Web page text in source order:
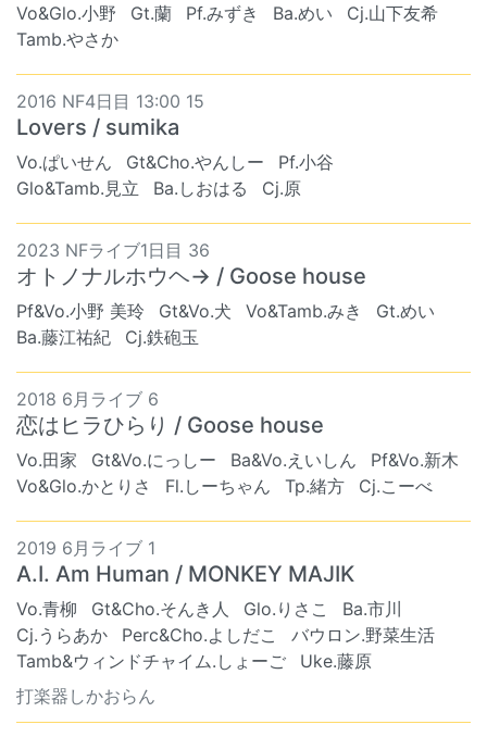
Vo&Glo.小野 Gt.蘭 Pf.みずき Ba.めい
Cj.山下友希
Tamb.やさか
2016 NF4日目 13:00 15
Lovers / sumika
Vo.ぱいせん Gt&Cho.やんしー
Pf.小谷
Glo&Tamb.見立
Ba.しおはる Cj.原
2023 NFライブ1日目 36
オトノナルホウヘ→ / Goose house
Pf&Vo.小野 美玲 Gt&Vo.犬 Vo&Tamb.みき
Gt.めい
Ba.藤江祐紀
Cj.鉄砲玉
2018 6月ライブ 6
恋はヒラひらり / Goose house
Vo.田家 Gt&Vo.にっしー Ba&Vo.えいしん
Pf&Vo.新木
Vo&Glo.かとりさ
Fl.しーちゃん Tp.緒方 Cj.こーべ
2019 6月ライブ 1
A.I. Am Human / MONKEY MAJIK
Vo.青柳 Gt&Cho.そんき人 Glo.りさこ
Ba.市川
Cj.うらあか
Perc&Cho.よしだこ
バウロン.野菜生活
Tamb&ウィンドチャイム.しょーご
Uke.藤原
打楽器しかおらん